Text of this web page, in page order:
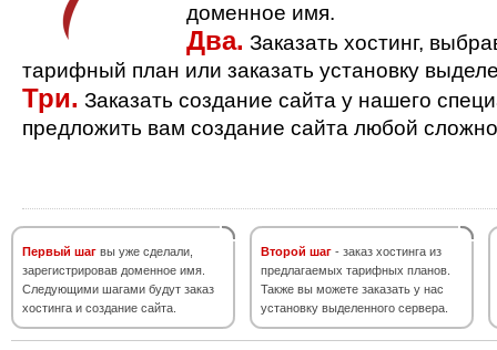
доменное имя.
Два. Заказать хостинг,
тарифный план или заказать установку
Три. Заказать создание сайта у нашего
предложить вам создание сайта любой
Первый шаг вы уже сделали,
зарегистрировав доменное имя.
Следующими шагами будут заказ
хостинга и создание сайта.
Второй шаг - заказ хостинга из
предлагаемых тарифных планов.
Также вы можете заказать у нас
установку выделенного сервера.